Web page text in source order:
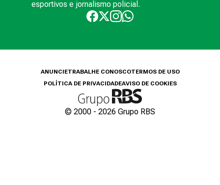
esportivos e jornalismo policial.
ANUNCIETRABALHE CONOSCOTERMOS DE USO
POLÍTICA DE PRIVACIDADEAVISO DE COOKIES
© 2000 - 2026 Grupo RBS